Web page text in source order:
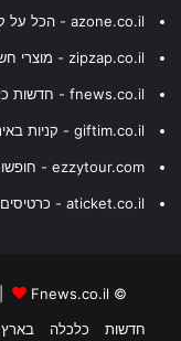
azone.co.il - הכל על קניה באמזון
zipzap.co.il - מוצרי חשמל במחירים הגיוניים
fnews.co.il - חדשות כלכלה
giftim.co.il - קניות באינטרנט
ezzytour.com - חופשות בארץ ובעולם
aticket.co.il - כרטיסים להופעות
© Copyright 2026, All Rights Reserved |
Fnews.co.il
חדשות
כלכלה בארץ